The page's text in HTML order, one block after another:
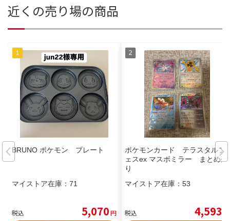
近くの売り場の商品
BRUNO ポケモン プレート
マイストア在庫： 71
税込 5,070円
ポケモンカード テラスタルフ
ェスex マスボミラー まとめ売
り
マイストア在庫： 53
税込 4,593